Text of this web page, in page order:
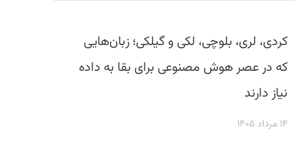
کردی، لری، بلوچی، لکی و گیلکی؛ زبان‌هایی
که در عصر هوش مصنوعی برای بقا به داده
نیاز دارند
۱۴ مرداد ۱۴۰۵